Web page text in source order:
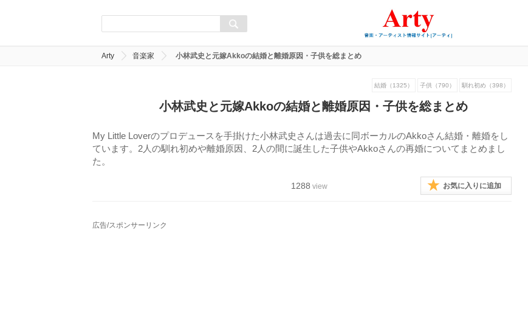
Arty 音楽家 小林武史と元嫁Akkoの結婚と離婚原因・子供を総まとめ
結婚（1325） 子供（790） 馴れ初め（398）
小林武史と元嫁Akkoの結婚と離婚原因・子供を総まとめ
My Little Loverのプロデュースを手掛けた小林武史さんは過去に同ボーカルのAkkoさん結婚・離婚をし
ています。2人の馴れ初めや離婚原因、2人の間に誕生した子供やAkkoさんの再婚についてまとめまし
た。
1288 view お気に入りに追加
広告/スポンサーリンク